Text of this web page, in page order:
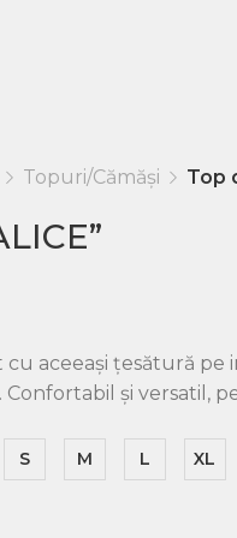
Topuri/Cămăși Top
aceeași țesătură pe
și versatil,
S M L XL